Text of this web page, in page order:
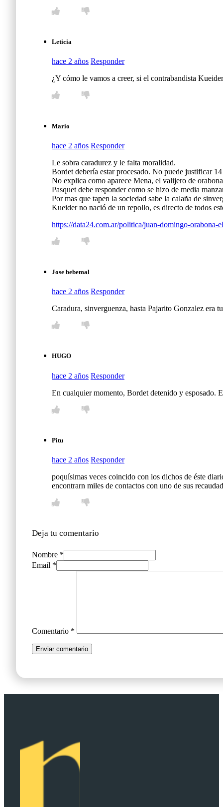
Leticia
hace 2 años Responder
¿Y cómo le vamos a creer, si el contrabandista
Mario
hace 2 años Responder
Le sobra caradurez y le falta moralidad.
Bordet debería estar procesado. No puede justificar
No explica como aparece Mena, el valijero de
Pasquet debe responder como se hizo de media
Por mas que tapen la sociedad sabe la calaña de
Kueider no nació de un repollo, es directo de todos
https://data24.com.ar/politica/juan-domingo-orabona-
Jose bebemal
hace 2 años Responder
Caradura, sinverguenza, hasta Pajarito Gonzalez era
HUGO
hace 2 años Responder
En cualquier momento, Bordet detenido y esposado.
Pitu
hace 2 años Responder
poquísimas veces coincido con los dichos de éste
encontrarn miles de contactos con uno de sus
Deja tu comentario
Nombre *
Email *
Comentario *